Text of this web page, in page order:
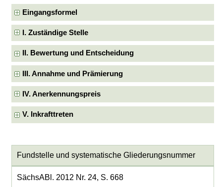
Eingangsformel
I. Zuständige Stelle
II. Bewertung und Entscheidung
III. Annahme und Prämierung
IV. Anerkennungspreis
V. Inkrafttreten
Fundstelle und systematische Gliederungsnummer
SächsABl. 2012 Nr. 24, S. 668